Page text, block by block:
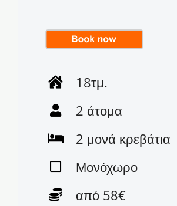
18τμ.
2 άτομα
2 μονά κρεβάτια
Μονόχωρο
από 58€